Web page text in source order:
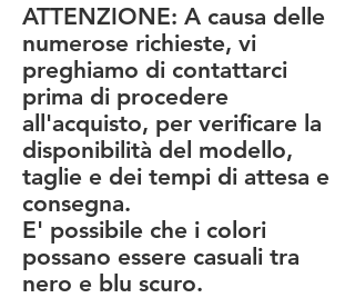
ATTENZIONE: A causa delle
numerose richieste, vi
preghiamo di contattarci
prima di procedere
all'acquisto, per verificare la
disponibilità del modello,
taglie e dei tempi di attesa e
consegna.
E' possibile che i colori
possano essere casuali tra
nero e blu scuro.